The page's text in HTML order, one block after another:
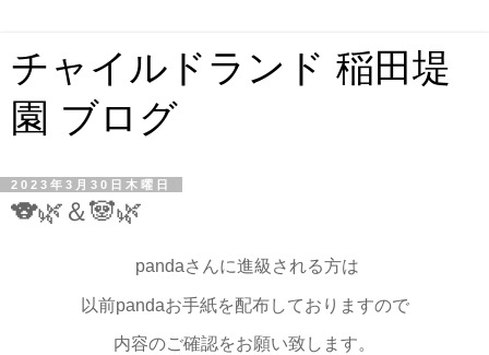
チャイルドランド 稲田堤
園 ブログ
2023年3月30日木曜日
🐨🌿＆🐼🌿
pandaさんに進級される方は
以前pandaお手紙を配布しておりますので
内容のご確認をお願い致します。